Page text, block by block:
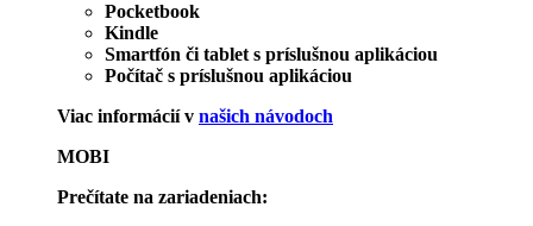
Pocketbook
Kindle
Smartfón či tablet s príslušnou aplikáciou
Počítač s príslušnou aplikáciou
Viac informácií v našich návodoch
MOBI
Prečítate na zariadeniach: